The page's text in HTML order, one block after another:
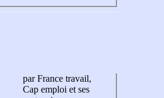
par France travail,
Cap emploi et ses